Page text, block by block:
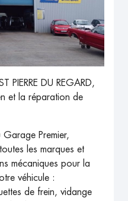
PIERRE DU REGARD,
et la réparation de
Garage Premier,
les marques et
mécaniques pour la
véhicule :
de frein, vidange